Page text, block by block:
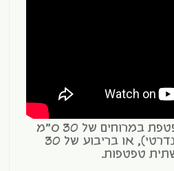
*כמות זרעים מומלצת סביב טפטפת במרוחים של 30 ס"מ
בין טפטפות (צינור טפטפות סטנדרטי), או בריבוע של 30